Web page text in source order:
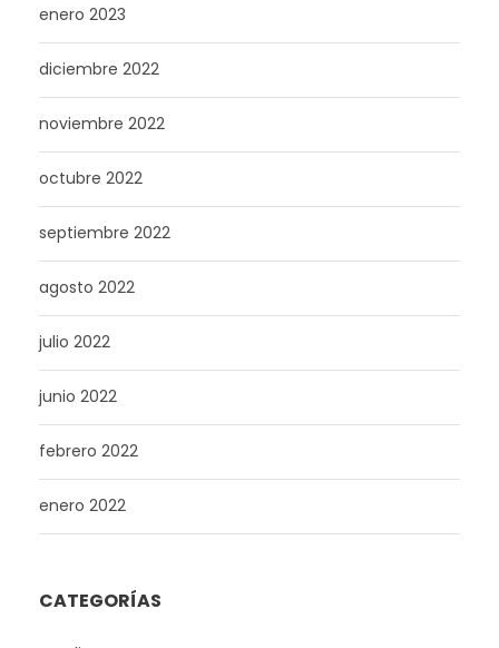
enero 2023
diciembre 2022
noviembre 2022
octubre 2022
septiembre 2022
agosto 2022
julio 2022
junio 2022
febrero 2022
enero 2022
CATEGORÍAS